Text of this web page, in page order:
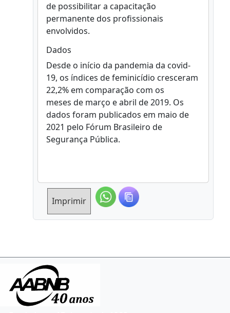
de possibilitar a capacitação
permanente dos profissionais
envolvidos.
Dados
Desde o início da pandemia da covid-
19, os índices de feminicídio cresceram
22,2% em comparação com os
meses de março e abril de 2019. Os
dados foram publicados em maio de
2021 pelo Fórum Brasileiro de
Segurança Pública.
Imprimir